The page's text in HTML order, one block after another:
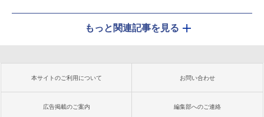
もっと関連記事を見る
本サイトのご利用について お問い合わせ
広告掲載のご案内 編集部へのご連絡